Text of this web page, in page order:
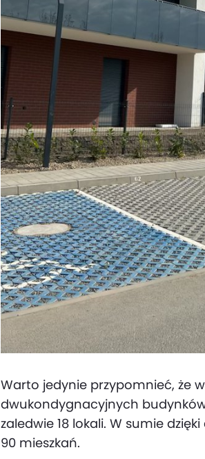
Warto jedynie przypomnieć, że
dwukondygnacyjnych
zaledwie 18 lokali. W sumie
90 mieszkań.